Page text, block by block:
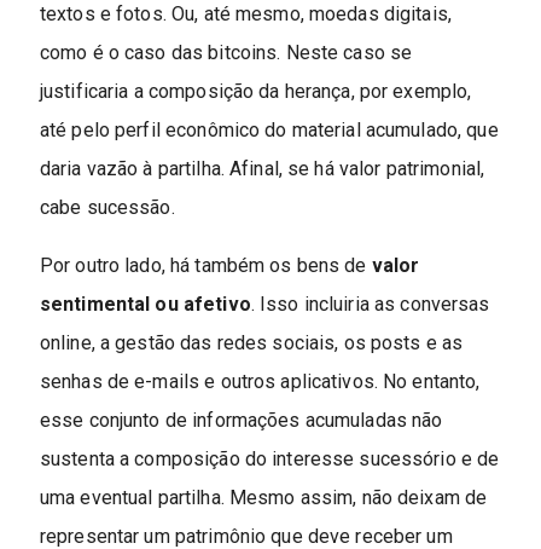
textos e fotos. Ou, até mesmo, moedas digitais,
como é o caso das bitcoins. Neste caso se
justificaria a composição da herança, por exemplo,
até pelo perfil econômico do material acumulado, que
daria vazão à partilha. Afinal, se há valor patrimonial,
cabe sucessão.
Por outro lado, há também os bens de valor
sentimental ou afetivo. Isso incluiria as conversas
online, a gestão das redes sociais, os posts e as
senhas de e-mails e outros aplicativos. No entanto,
esse conjunto de informações acumuladas não
sustenta a composição do interesse sucessório e de
uma eventual partilha. Mesmo assim, não deixam de
representar um patrimônio que deve receber um